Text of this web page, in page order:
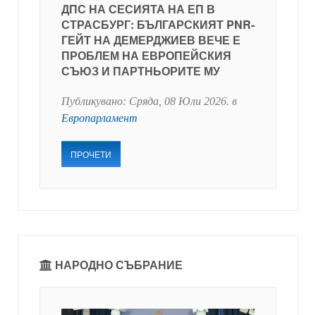
ДПС НА СЕСИЯТА НА ЕП В
СТРАСБУРГ: БЪЛГАРСКИЯТ PNR-
ГЕЙТ НА ДЕМЕРДЖИЕВ ВЕЧЕ Е
ПРОБЛЕМ НА ЕВРОПЕЙСКИЯ
СЪЮЗ И ПАРТНЬОРИТЕ МУ
Публикувано: Сряда, 08 Юли 2026. в
Европарламент
ПРОЧЕТИ
НАРОДНО СЪБРАНИЕ